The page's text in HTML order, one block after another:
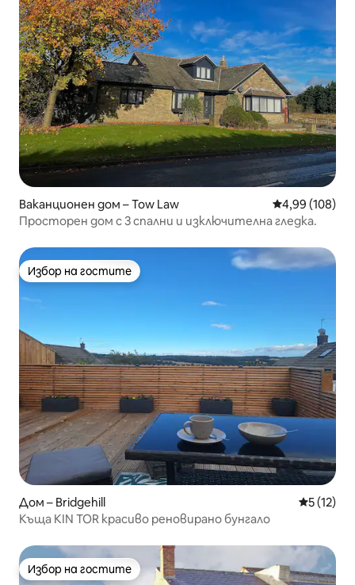
Ваканционен дом – Tow Law Средна
4,99 (108)
Просторен дом с 3 спални и изключителна гледка.
Избор на гостите
Избор на гостите
Дом – Bridgehill Средна
5 (12)
Къща KIN TOR красиво реновирано бунгало
Избор на гостите
Избор на гостите